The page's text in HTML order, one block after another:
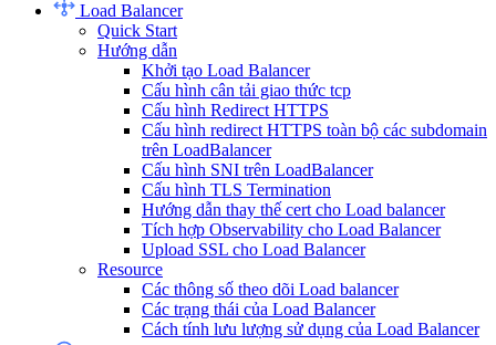
Load Balancer
Quick Start
Hướng dẫn
Khởi tạo Load Balancer
Cấu hình cân tải giao thức tcp
Cấu hình Redirect HTTPS
Cấu hình redirect HTTPS toàn bộ các subdomain
trên LoadBalancer
Cấu hình SNI trên LoadBalancer
Cấu hình TLS Termination
Hướng dẫn thay thế cert cho Load balancer
Tích hợp Observability cho Load Balancer
Upload SSL cho Load Balancer
Resource
Các thông số theo dõi Load balancer
Các trạng thái của Load Balancer
Cách tính lưu lượng sử dụng của Load Balancer